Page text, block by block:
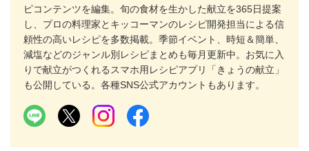
ピコンテンツを編集。旬の食材を生かした献立を365日提案
し、プロの料理家とキッコーマンのレシピ開発担当による信
頼性の高いレシピを多数掲載。季節イベント、時短＆簡単、
減塩などのジャンル別レシピまとめも毎月更新中。お気に入
りで献立がつくれるスマホ用レシピアプリ「きょうの献立」
も公開している。各種SNS公式アカウントもあります。